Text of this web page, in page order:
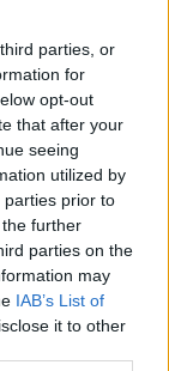
parties, or
for
opt-out
that after your
seeing
utilized by
parties prior to
further
parties on the
may
IAB’s List of
it to other
di colpa si
e i
e a tratti
che ci
delle
differenti.”
di
per le
restare immobili”,
e i fallimenti